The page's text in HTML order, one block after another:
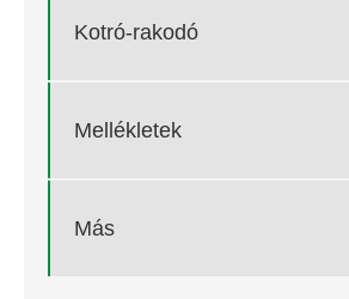
Kotró-rakodó
Mellékletek
Más